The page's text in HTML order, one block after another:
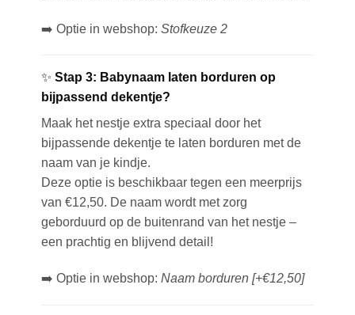
➡️ Optie in webshop: Stofkeuze 2
✨ Stap 3: Babynaam laten borduren op
bijpassend dekentje?
Maak het nestje extra speciaal door het
bijpassende dekentje te laten borduren met de
naam van je kindje.
Deze optie is beschikbaar tegen een meerprijs
van €12,50. De naam wordt met zorg
geborduurd op de buitenrand van het nestje –
een prachtig en blijvend detail!
➡️ Optie in webshop: Naam borduren [+€12,50]